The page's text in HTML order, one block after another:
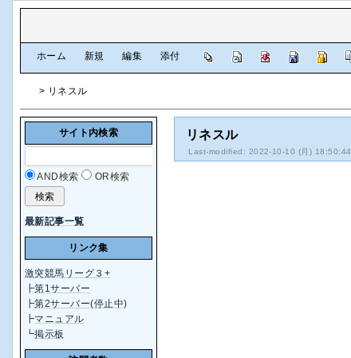
ホーム 新規 編集 添付
> リネスル
リネスル
Last-modified: 2022-10-10 (月) 18:50:44
サイト内検索
AND検索 OR検索
最新記事一覧
リンク集
激突競馬リーグ３+
┣第1サーバー
┣第2サーバー(停止中)
┣マニュアル
┗掲示板